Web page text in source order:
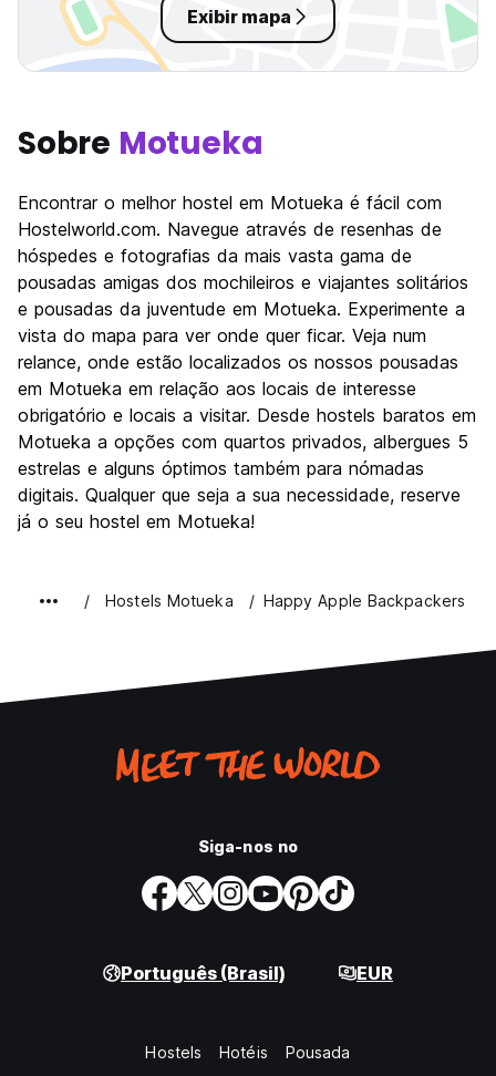
Exibir mapa
Sobre Motueka
Encontrar o melhor hostel em Motueka é fácil com
Hostelworld.com. Navegue através de resenhas de
hóspedes e fotografias da mais vasta gama de
pousadas amigas dos mochileiros e viajantes solitários
e pousadas da juventude em Motueka. Experimente a
vista do mapa para ver onde quer ficar. Veja num
relance, onde estão localizados os nossos pousadas
em Motueka em relação aos locais de interesse
obrigatório e locais a visitar. Desde hostels baratos em
Motueka a opções com quartos privados, albergues 5
estrelas e alguns óptimos também para nómadas
digitais. Qualquer que seja a sua necessidade, reserve
já o seu hostel em Motueka!
Hostels Motueka Happy Apple Backpackers
Siga-nos no
Português (Brasil) EUR
Hostels Hotéis Pousada